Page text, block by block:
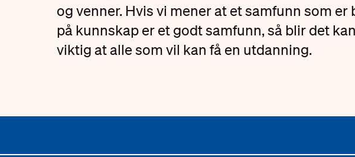
og venner. Hvis vi mener at et samfunn som er
på kunnskap er et godt samfunn, så blir det
viktig at alle som vil kan få en utdanning.